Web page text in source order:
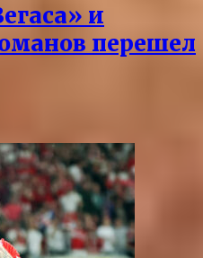
и
перешел